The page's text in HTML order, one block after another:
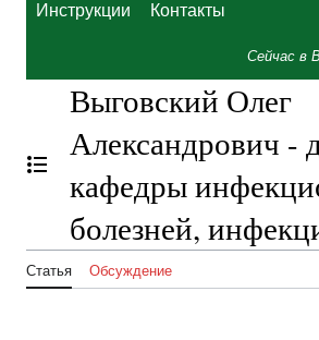
Инструкции Контакты
Сейчас в
Отобразить/Скрыть содержание
Выговский Олег
Александрович -
кафедры
болезней,
Статья Обсуждение